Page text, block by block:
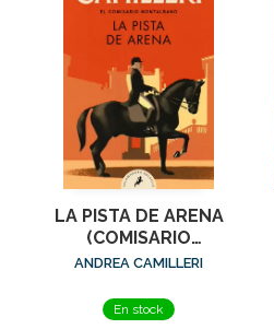
LA PISTA DE ARENA
(COMISARIO
MONTALBANO 16)
ANDREA CAMILLERI
En stock